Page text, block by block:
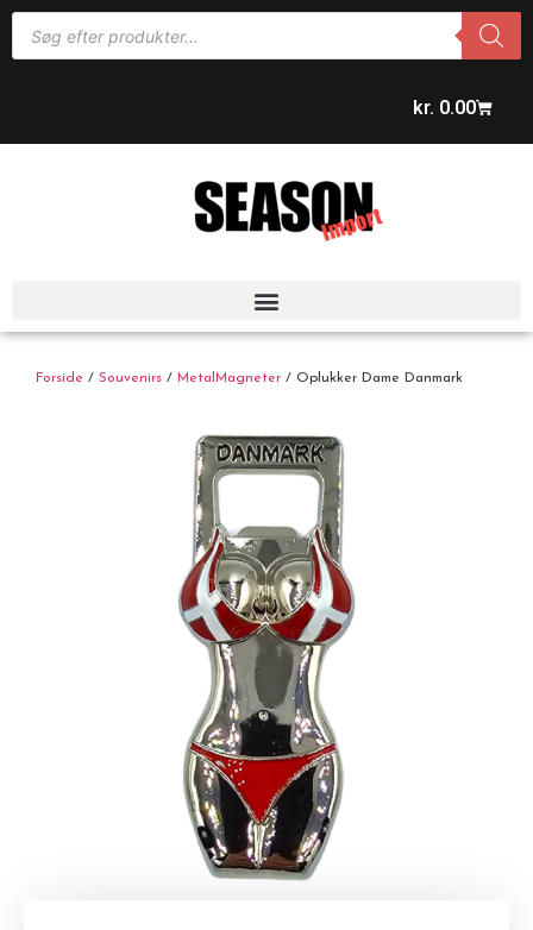
kr. 0.00
Forside / Souvenirs / MetalMagneter / Oplukker Dame Danmark